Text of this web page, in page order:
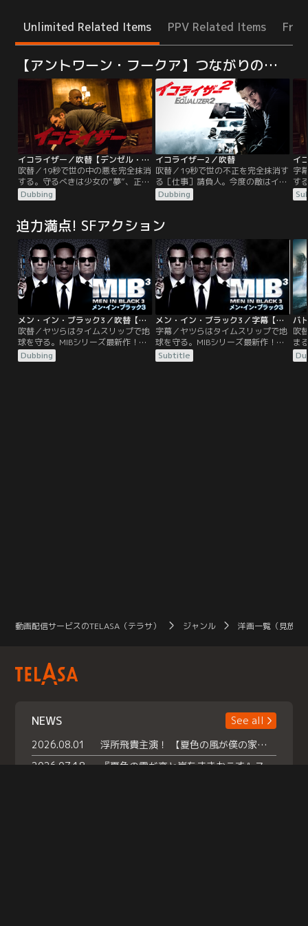
Unlimited Related Items PPV Related Items
【アントワーン・フークア】つながりの作品
イコライザー／吹替【デンゼル・ワシントン＋クロエ・グレース・モレッツ】
吹替／19秒で世の中の悪を完全抹消
する。守るべきは少女の“夢”、正す
べきは世の“不正”。デンゼル・ワシ
ントン主演ハードボイルドアクショ
働くマッコールは元CIAのトップエ
ージェント。ある夜、娼婦のテリー
と出逢い、彼女がロシアン・マフィ
アに酷い仕打ちを受けていることを
知る。夜、マッコールはもう一つの
「仕事」を遂行する…。
Dubbing
イコライザー2／吹替
吹替／19秒で世の不正を完全抹消す
る［仕事］請負人。今度の敵はイコ
ライザー。昼の顔と夜の顔を合わせ
持つ元CIA エージェント、ロバー
イバーとしてボストンの街に溶け込
み、夜は冷静残虐に悪人を始末して
いく。彼の“仕事請負人＝イコライ
ザー”としての顔は誰も知らない。
ただひとり、CIA時代の上官スーザ
ンを除いては…。
Dubbing
字
す
べ
ン
ー
と
ア
知
「
迫力満点! SFアクション
メン・イン・ブラック3／吹替【ウィル・スミス×トミー・リー・ジョーンズ】
吹替／ヤツらはタイムスリップで地
球を守る。MIBシリーズ最新作！エ
ージェント“J”と“K”のコンビは日
夜、エイリアンたちを監視、取締り
Dubbing
メン・イン・ブラック3／字幕【ウィル・スミス×トミー・リー・ジョーンズ】
字幕／ヤツらはタイムスリップで地
球を守る。MIBシリーズ最新作！エ
ージェント“J”と“K”のコンビは日
夜、エイリアンたちを監視、取締り
Subtitle
バ
吹
ま
ョ
や
動画配信サービスのTELASA（テラサ） ジャンル 洋画一覧（見放題
NEWS
See all
2026.08.01
浮所飛貴主演！ 【夏色の風が僕の家にやってきた】 本日よりテラサで独占配信スタート！
2026.07.18
『夏色の雲が恋と嵐をまきおこす』スペシャルメイキング 【Part1】2026年７月18日（土）23時30分～配信スタート！話題のシーンの裏側を大公開！豪華キャスト大集合！ 『武宮家 真夏の家族会議』開催！